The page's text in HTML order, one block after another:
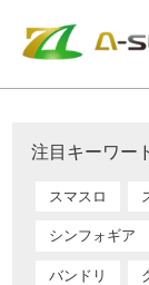
注目キーワー
スマスロ
シンフォギア
バンドリ